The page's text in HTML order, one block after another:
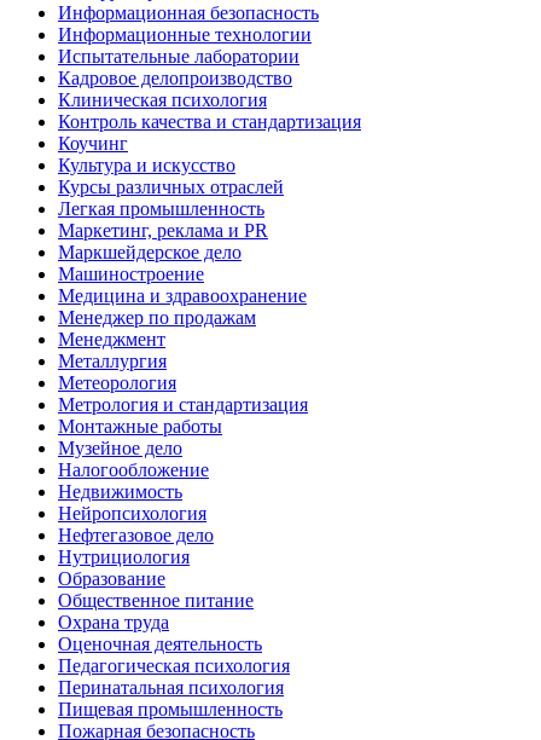
Информационная безопасность
Информационные технологии
Испытательные лаборатории
Кадровое делопроизводство
Клиническая психология
Контроль качества и стандартизация
Коучинг
Культура и искусство
Курсы различных отраслей
Легкая промышленность
Маркетинг, реклама и PR
Маркшейдерское дело
Машиностроение
Медицина и здравоохранение
Менеджер по продажам
Менеджмент
Металлургия
Метеорология
Метрология и стандартизация
Монтажные работы
Музейное дело
Налогообложение
Недвижимость
Нейропсихология
Нефтегазовое дело
Нутрициология
Образование
Общественное питание
Охрана труда
Оценочная деятельность
Педагогическая психология
Перинатальная психология
Пищевая промышленность
Пожарная безопасность